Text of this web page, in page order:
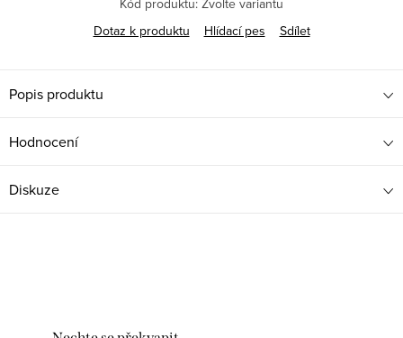
Kód produktu: Zvolte variantu
Dotaz k produktu
Hlídací pes Sdílet
Popis produktu
Hodnocení
Diskuze